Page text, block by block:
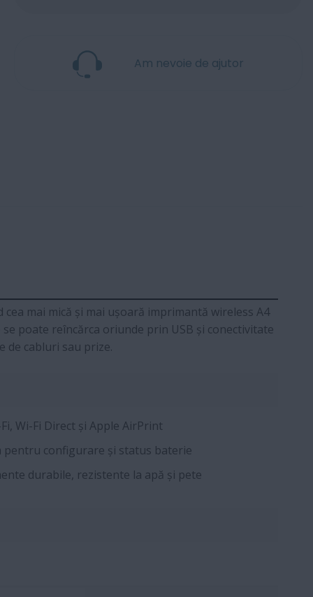
Am nevoie de ajutor
mai mică și mai ușoară imprimantă wireless A4
poate reîncărca oriunde prin USB și conectivitate
de cabluri sau prize.
Wi-Fi Direct și Apple AirPrint
pentru configurare și status baterie
durabile, rezistente la apă și pete